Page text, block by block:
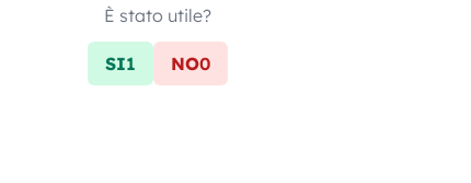
È stato utile?
SI1 NO0